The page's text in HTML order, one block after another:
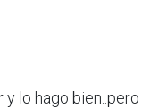
lo hago bien..pero